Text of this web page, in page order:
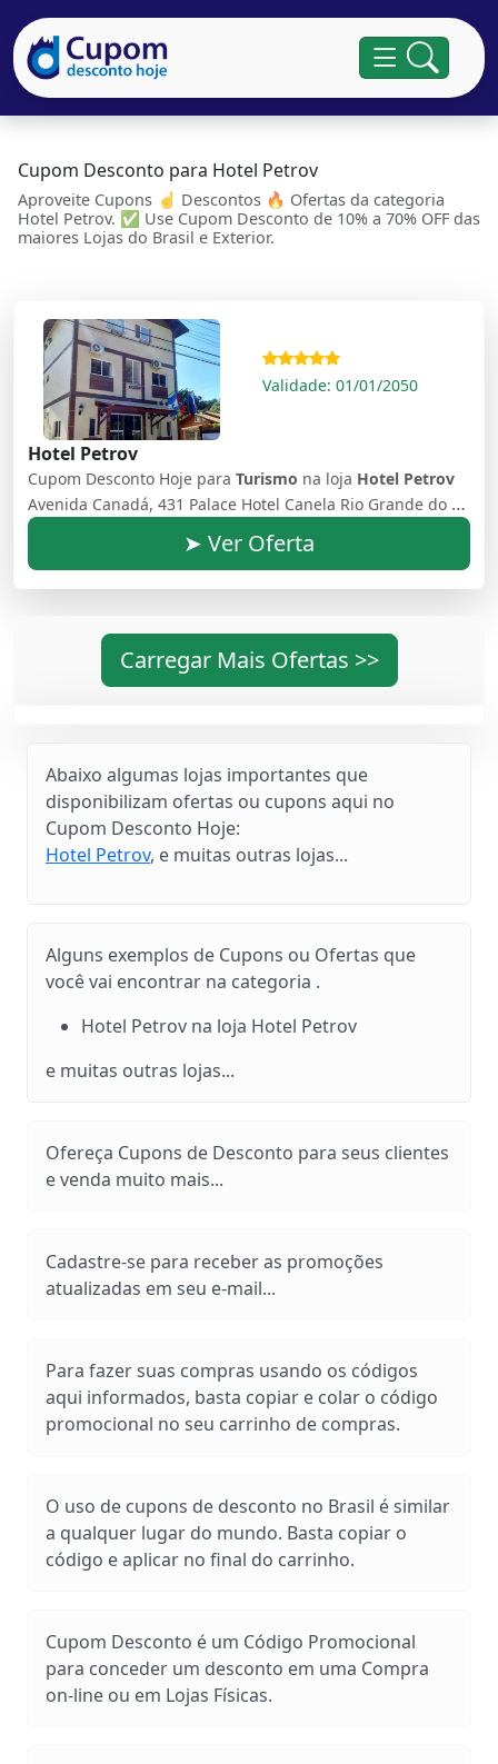
Cupom Desconto para Hotel Petrov
Aproveite Cupons ☝ Descontos 🔥 Ofertas da categoria
Hotel Petrov. ✅ Use Cupom Desconto de 10% a 70% OFF das
maiores Lojas do Brasil e Exterior.
Validade: 01/01/2050
Hotel Petrov
Cupom Desconto Hoje para Turismo na loja Hotel Petrov
Avenida Canadá, 431 Palace Hotel Canela Rio Grande do Sul Brasil - 95680000
➤ Ver Oferta
Carregar Mais Ofertas >>
Abaixo algumas lojas importantes que
disponibilizam ofertas ou cupons aqui no
Cupom Desconto Hoje:
Hotel Petrov, e muitas outras lojas...
Alguns exemplos de Cupons ou Ofertas que
você vai encontrar na categoria .
Hotel Petrov na loja Hotel Petrov
e muitas outras lojas...
Ofereça Cupons de Desconto para seus clientes
e venda muito mais...
Cadastre-se para receber as promoções
atualizadas em seu e-mail...
Para fazer suas compras usando os códigos
aqui informados, basta copiar e colar o código
promocional no seu carrinho de compras.
O uso de cupons de desconto no Brasil é similar
a qualquer lugar do mundo. Basta copiar o
código e aplicar no final do carrinho.
Cupom Desconto é um Código Promocional
para conceder um desconto em uma Compra
on-line ou em Lojas Físicas.